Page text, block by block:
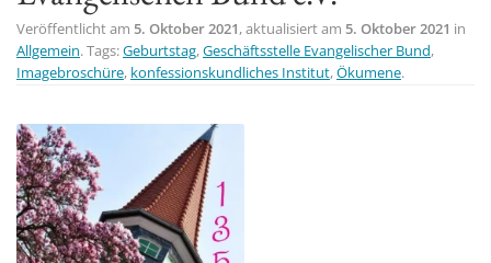
Veröffentlicht am 5. Oktober 2021, aktualisiert am 5. Oktober 2021 in
Allgemein. Tags:Geburtstag,Geschäftsstelle Evangelischer Bund,
Imagebroschüre, konfessionskundliches Institut,Ökumene.